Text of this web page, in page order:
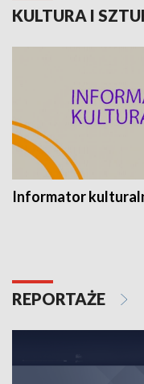
KULTURA I
Informator
REPORTAŻE